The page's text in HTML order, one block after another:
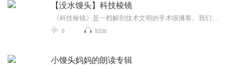
【没水馒头】科技棱镜
6 9336
小馒头妈妈的朗读专辑